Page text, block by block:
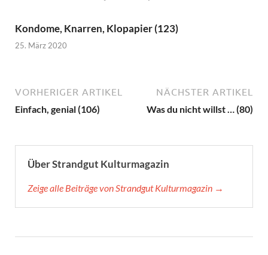
Kondome, Knarren, Klopapier (123)
25. März 2020
VORHERIGER ARTIKEL
Einfach, genial (106)
NÄCHSTER ARTIKEL
Was du nicht willst … (80)
Über Strandgut Kulturmagazin
Zeige alle Beiträge von Strandgut Kulturmagazin →